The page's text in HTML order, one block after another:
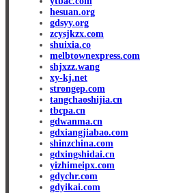
hesuan.org
gdsyy.org
zcysjkzx.com
shuixia.co
melbtownexpress.com
shjxzz.wang
xy-kj.net
strongep.com
tangchaoshijia.cn
tbcpa.cn
gdwanma.cn
gdxiangjiabao.com
shinzchina.com
gdxingshidai.cn
yizhimeipx.com
gdychr.com
gdyikai.com